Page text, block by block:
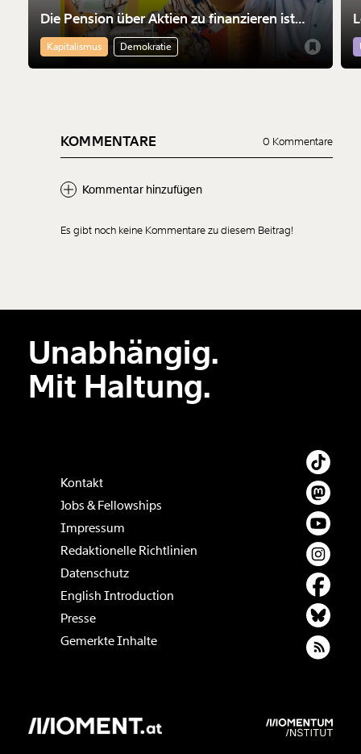
Die Pension über Aktien zu finanzieren ist
nicht nur riskant. Sie macht die Finanzmärkte
mächtiger
Kapitalismus Demokratie
KOMMENTARE 0 Kommentare
Kommentar hinzufügen
Es gibt noch keine Kommentare zu diesem Beitrag!
Unabhängig.
Mit Haltung.
Kontakt
Jobs & Fellowships
Impressum
Redaktionelle Richtlinien
Datenschutz
English Introduction
Presse
Gemerkte Inhalte